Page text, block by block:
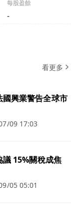
每股盈餘
-
看更多
國興業警告全球市
09 17:03
15%關稅成焦
05 05:01